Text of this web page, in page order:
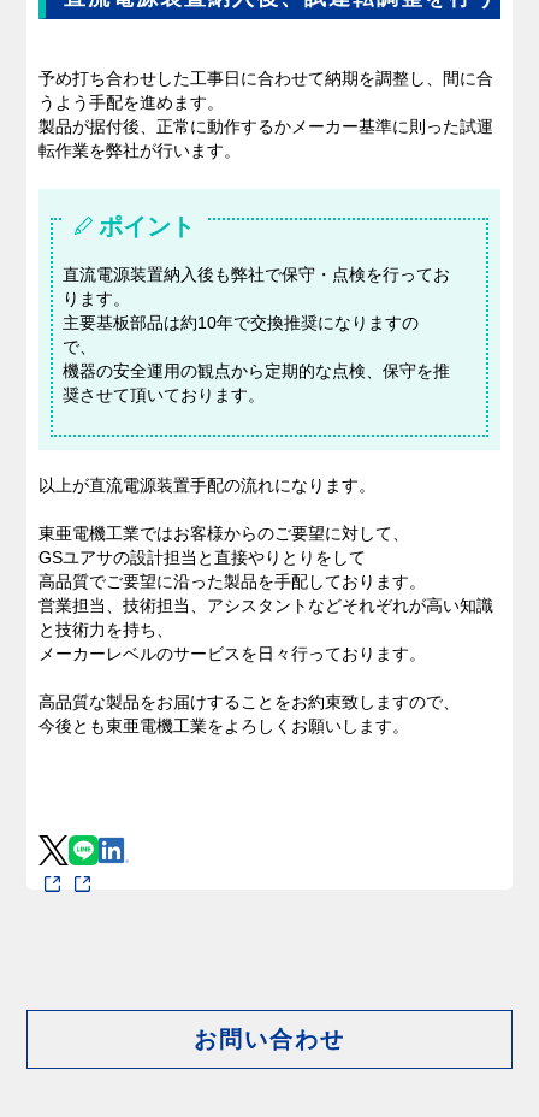
予め打ち合わせした工事日に合わせて納期を調整し、間に合
うよう手配を進めます。
製品が据付後、正常に動作するかメーカー基準に則った試運
転作業を弊社が行います。
ポイント
直流電源装置納入後も弊社で保守・点検を行ってお
ります。
主要基板部品は約10年で交換推奨になりますの
で、
機器の安全運用の観点から定期的な点検、保守を推
奨させて頂いております。
以上が直流電源装置手配の流れになります。
東亜電機工業ではお客様からのご要望に対して、
GSユアサの設計担当と直接やりとりをして
高品質でご要望に沿った製品を手配しております。
営業担当、技術担当、アシスタントなどそれぞれが高い知識
と技術力を持ち、
メーカーレベルのサービスを日々行っております。
高品質な製品をお届けすることをお約束致しますので、
今後とも東亜電機工業をよろしくお願いします。
お問い合わせ